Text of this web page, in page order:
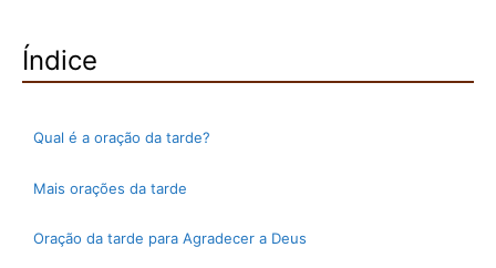
Índice
Qual é a oração da tarde?
Mais orações da tarde
Oração da tarde para Agradecer a Deus